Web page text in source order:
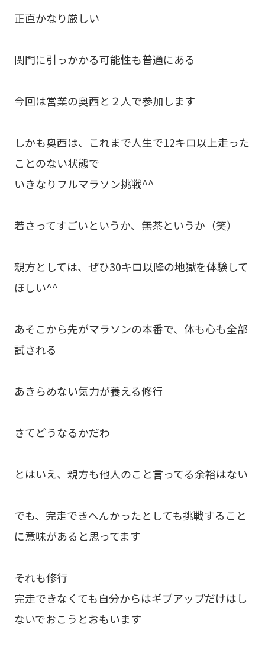
正直かなり厳しい
関門に引っかかる可能性も普通にある
今回は営業の奥西と２人で参加します
しかも奥西は、これまで人生で12キロ以上走った
ことのない状態で
いきなりフルマラソン挑戦^^
若さってすごいというか、無茶というか（笑）
親方としては、ぜひ30キロ以降の地獄を体験して
ほしい^^
あそこから先がマラソンの本番で、体も心も全部
試される
あきらめない気力が養える修行
さてどうなるかだわ
とはいえ、親方も他人のこと言ってる余裕はない
でも、完走できへんかったとしても挑戦すること
に意味があると思ってます
それも修行
完走できなくても自分からはギブアップだけはし
ないでおこうとおもいます